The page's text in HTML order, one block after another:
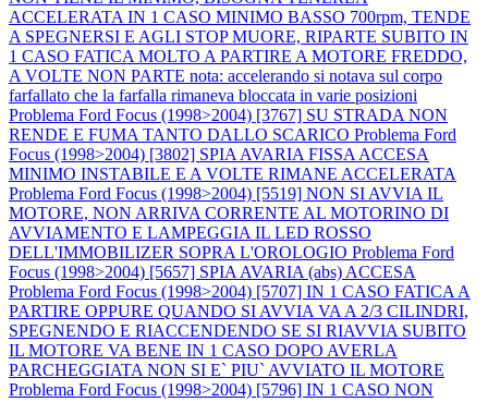
ACCELERATA IN 1 CASO MINIMO BASSO 700rpm, TENDE
A SPEGNERSI E AGLI STOP MUORE, RIPARTE SUBITO IN
1 CASO FATICA MOLTO A PARTIRE A MOTORE FREDDO,
A VOLTE NON PARTE nota: accelerando si notava sul corpo
farfallato che la farfalla rimaneva bloccata in varie posizioni
Problema Ford Focus (1998>2004) [3767] SU STRADA NON
RENDE E FUMA TANTO DALLO SCARICO Problema Ford
Focus (1998>2004) [3802] SPIA AVARIA FISSA ACCESA
MINIMO INSTABILE E A VOLTE RIMANE ACCELERATA
Problema Ford Focus (1998>2004) [5519] NON SI AVVIA IL
MOTORE, NON ARRIVA CORRENTE AL MOTORINO DI
AVVIAMENTO E LAMPEGGIA IL LED ROSSO
DELL'IMMOBILIZER SOPRA L'OROLOGIO Problema Ford
Focus (1998>2004) [5657] SPIA AVARIA (abs) ACCESA
Problema Ford Focus (1998>2004) [5707] IN 1 CASO FATICA A
PARTIRE OPPURE QUANDO SI AVVIA VA A 2/3 CILINDRI,
SPEGNENDO E RIACCENDENDO SE SI RIAVVIA SUBITO
IL MOTORE VA BENE IN 1 CASO DOPO AVERLA
PARCHEGGIATA NON SI E` PIU` AVVIATO IL MOTORE
Problema Ford Focus (1998>2004) [5796] IN 1 CASO NON